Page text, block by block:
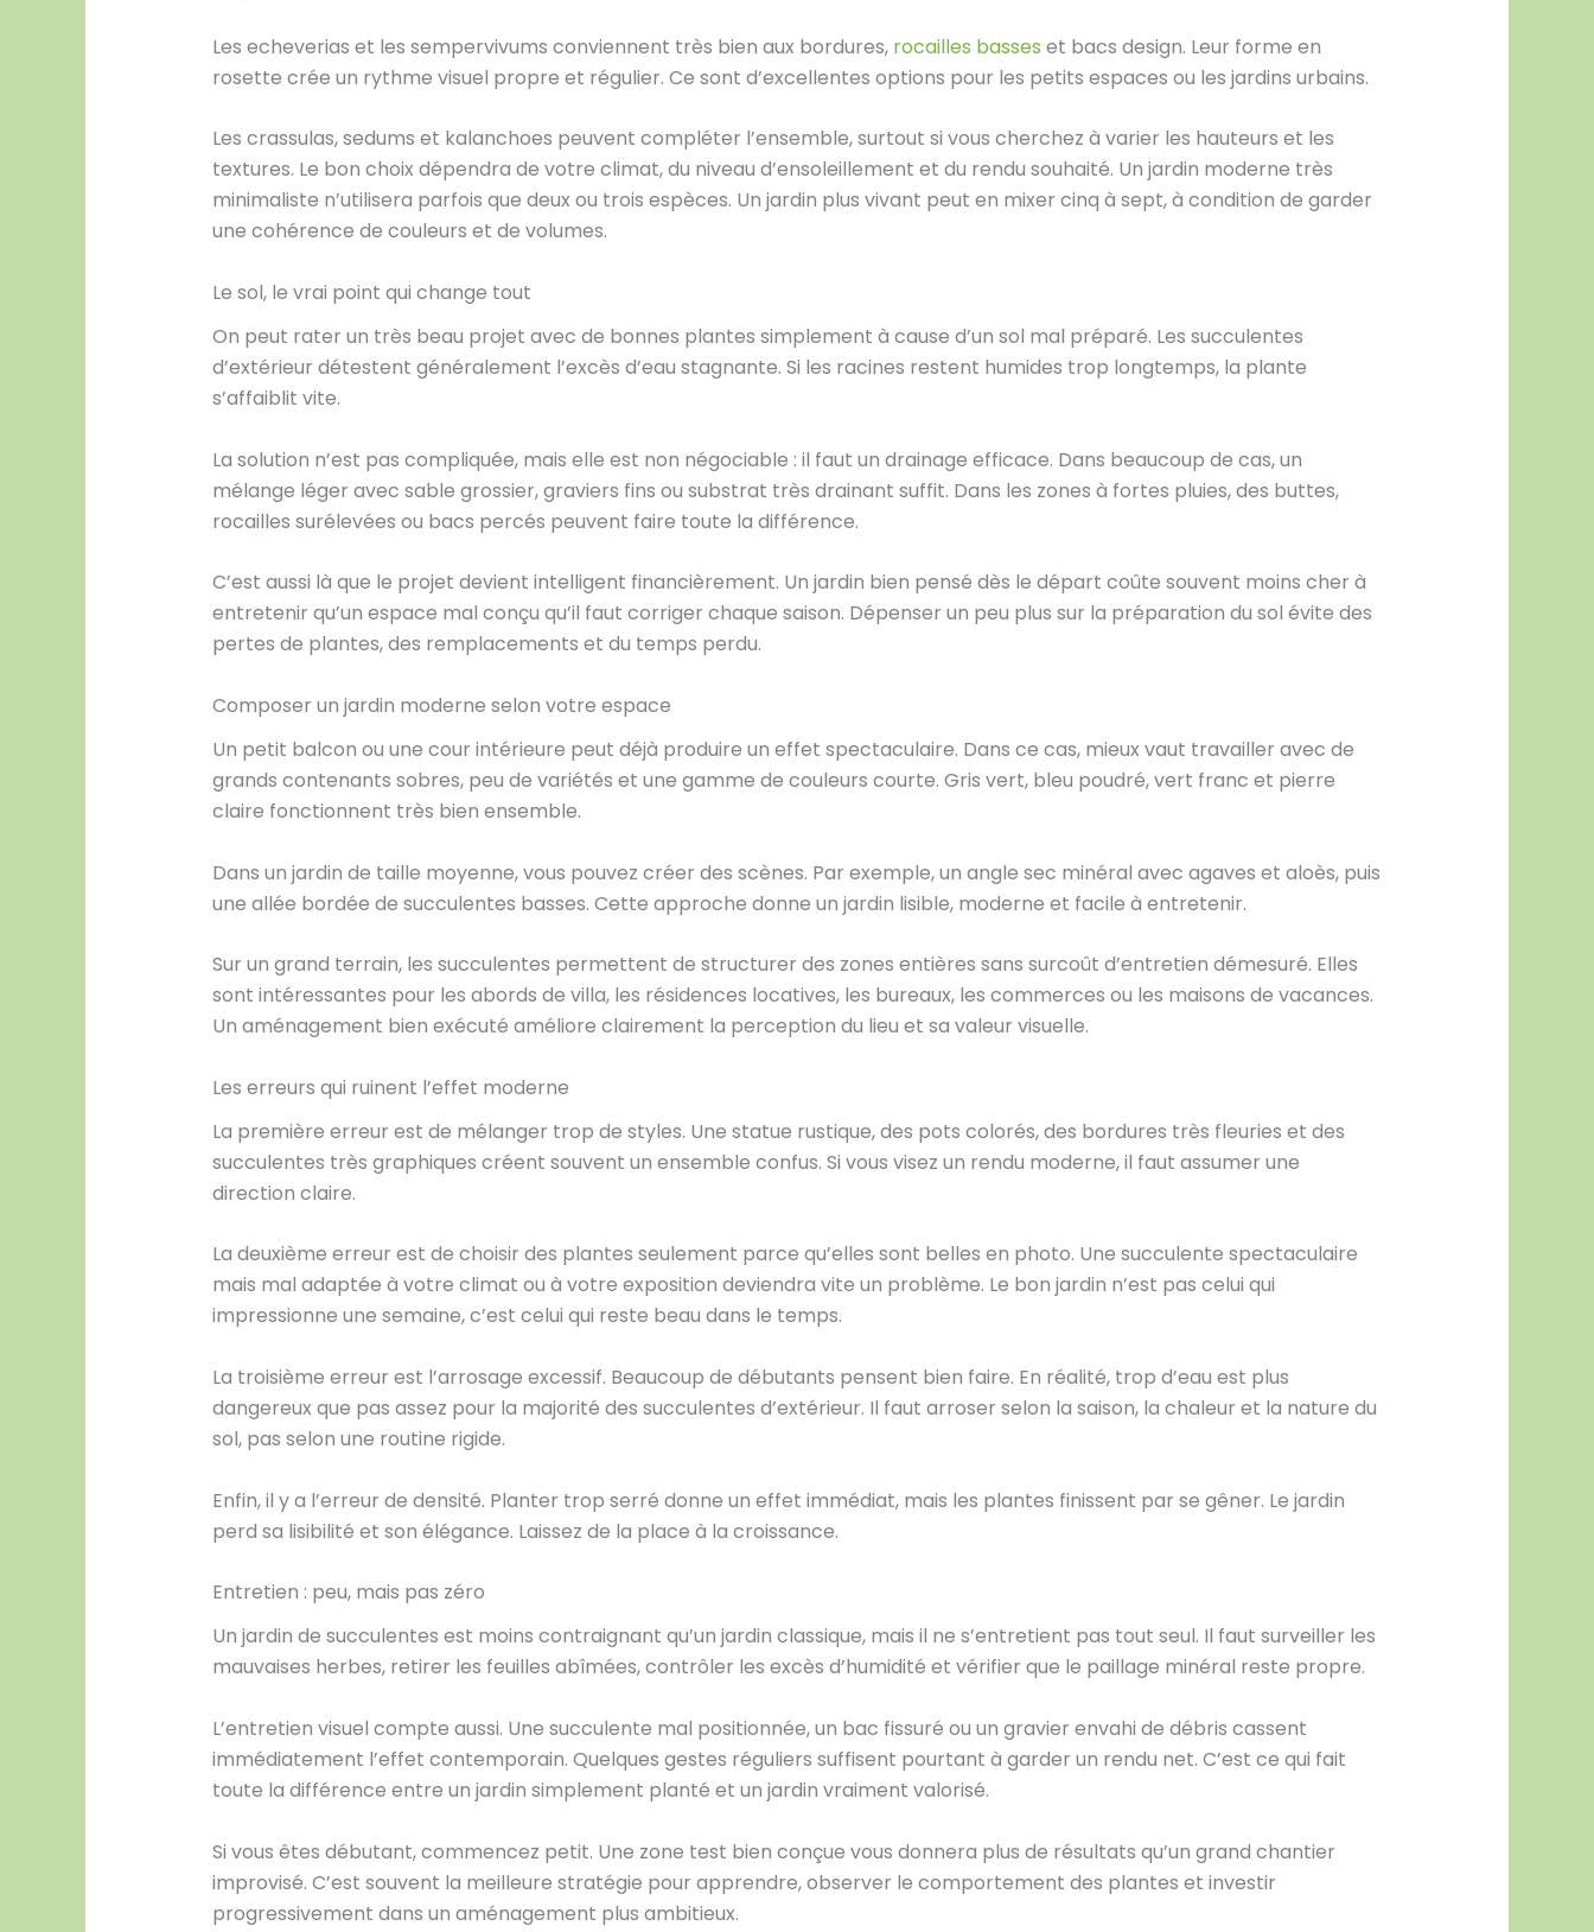
Les echeverias et les sempervivums conviennent très bien aux bordures, rocailles basses et bacs design. Leur forme en
rosette crée un rythme visuel propre et régulier. Ce sont d’excellentes options pour les petits espaces ou les jardins urbains.
Les crassulas, sedums et kalanchoes peuvent compléter l’ensemble, surtout si vous cherchez à varier les hauteurs et les
textures. Le bon choix dépendra de votre climat, du niveau d’ensoleillement et du rendu souhaité. Un jardin moderne très
minimaliste n’utilisera parfois que deux ou trois espèces. Un jardin plus vivant peut en mixer cinq à sept, à condition de garder
une cohérence de couleurs et de volumes.
Le sol, le vrai point qui change tout
On peut rater un très beau projet avec de bonnes plantes simplement à cause d’un sol mal préparé. Les succulentes
d’extérieur détestent généralement l’excès d’eau stagnante. Si les racines restent humides trop longtemps, la plante
s’affaiblit vite.
La solution n’est pas compliquée, mais elle est non négociable : il faut un drainage efficace. Dans beaucoup de cas, un
mélange léger avec sable grossier, graviers fins ou substrat très drainant suffit. Dans les zones à fortes pluies, des buttes,
rocailles surélevées ou bacs percés peuvent faire toute la différence.
C’est aussi là que le projet devient intelligent financièrement. Un jardin bien pensé dès le départ coûte souvent moins cher à
entretenir qu’un espace mal conçu qu’il faut corriger chaque saison. Dépenser un peu plus sur la préparation du sol évite des
pertes de plantes, des remplacements et du temps perdu.
Composer un jardin moderne selon votre espace
Un petit balcon ou une cour intérieure peut déjà produire un effet spectaculaire. Dans ce cas, mieux vaut travailler avec de
grands contenants sobres, peu de variétés et une gamme de couleurs courte. Gris vert, bleu poudré, vert franc et pierre
claire fonctionnent très bien ensemble.
Dans un jardin de taille moyenne, vous pouvez créer des scènes. Par exemple, un angle sec minéral avec agaves et aloès, puis
une allée bordée de succulentes basses. Cette approche donne un jardin lisible, moderne et facile à entretenir.
Sur un grand terrain, les succulentes permettent de structurer des zones entières sans surcoût d’entretien démesuré. Elles
sont intéressantes pour les abords de villa, les résidences locatives, les bureaux, les commerces ou les maisons de vacances.
Un aménagement bien exécuté améliore clairement la perception du lieu et sa valeur visuelle.
Les erreurs qui ruinent l’effet moderne
La première erreur est de mélanger trop de styles. Une statue rustique, des pots colorés, des bordures très fleuries et des
succulentes très graphiques créent souvent un ensemble confus. Si vous visez un rendu moderne, il faut assumer une
direction claire.
La deuxième erreur est de choisir des plantes seulement parce qu’elles sont belles en photo. Une succulente spectaculaire
mais mal adaptée à votre climat ou à votre exposition deviendra vite un problème. Le bon jardin n’est pas celui qui
impressionne une semaine, c’est celui qui reste beau dans le temps.
La troisième erreur est l’arrosage excessif. Beaucoup de débutants pensent bien faire. En réalité, trop d’eau est plus
dangereux que pas assez pour la majorité des succulentes d’extérieur. Il faut arroser selon la saison, la chaleur et la nature du
sol, pas selon une routine rigide.
Enfin, il y a l’erreur de densité. Planter trop serré donne un effet immédiat, mais les plantes finissent par se gêner. Le jardin
perd sa lisibilité et son élégance. Laissez de la place à la croissance.
Entretien : peu, mais pas zéro
Un jardin de succulentes est moins contraignant qu’un jardin classique, mais il ne s’entretient pas tout seul. Il faut surveiller les
mauvaises herbes, retirer les feuilles abîmées, contrôler les excès d’humidité et vérifier que le paillage minéral reste propre.
L’entretien visuel compte aussi. Une succulente mal positionnée, un bac fissuré ou un gravier envahi de débris cassent
immédiatement l’effet contemporain. Quelques gestes réguliers suffisent pourtant à garder un rendu net. C’est ce qui fait
toute la différence entre un jardin simplement planté et un jardin vraiment valorisé.
Si vous êtes débutant, commencez petit. Une zone test bien conçue vous donnera plus de résultats qu’un grand chantier
improvisé. C’est souvent la meilleure stratégie pour apprendre, observer le comportement des plantes et investir
progressivement dans un aménagement plus ambitieux.